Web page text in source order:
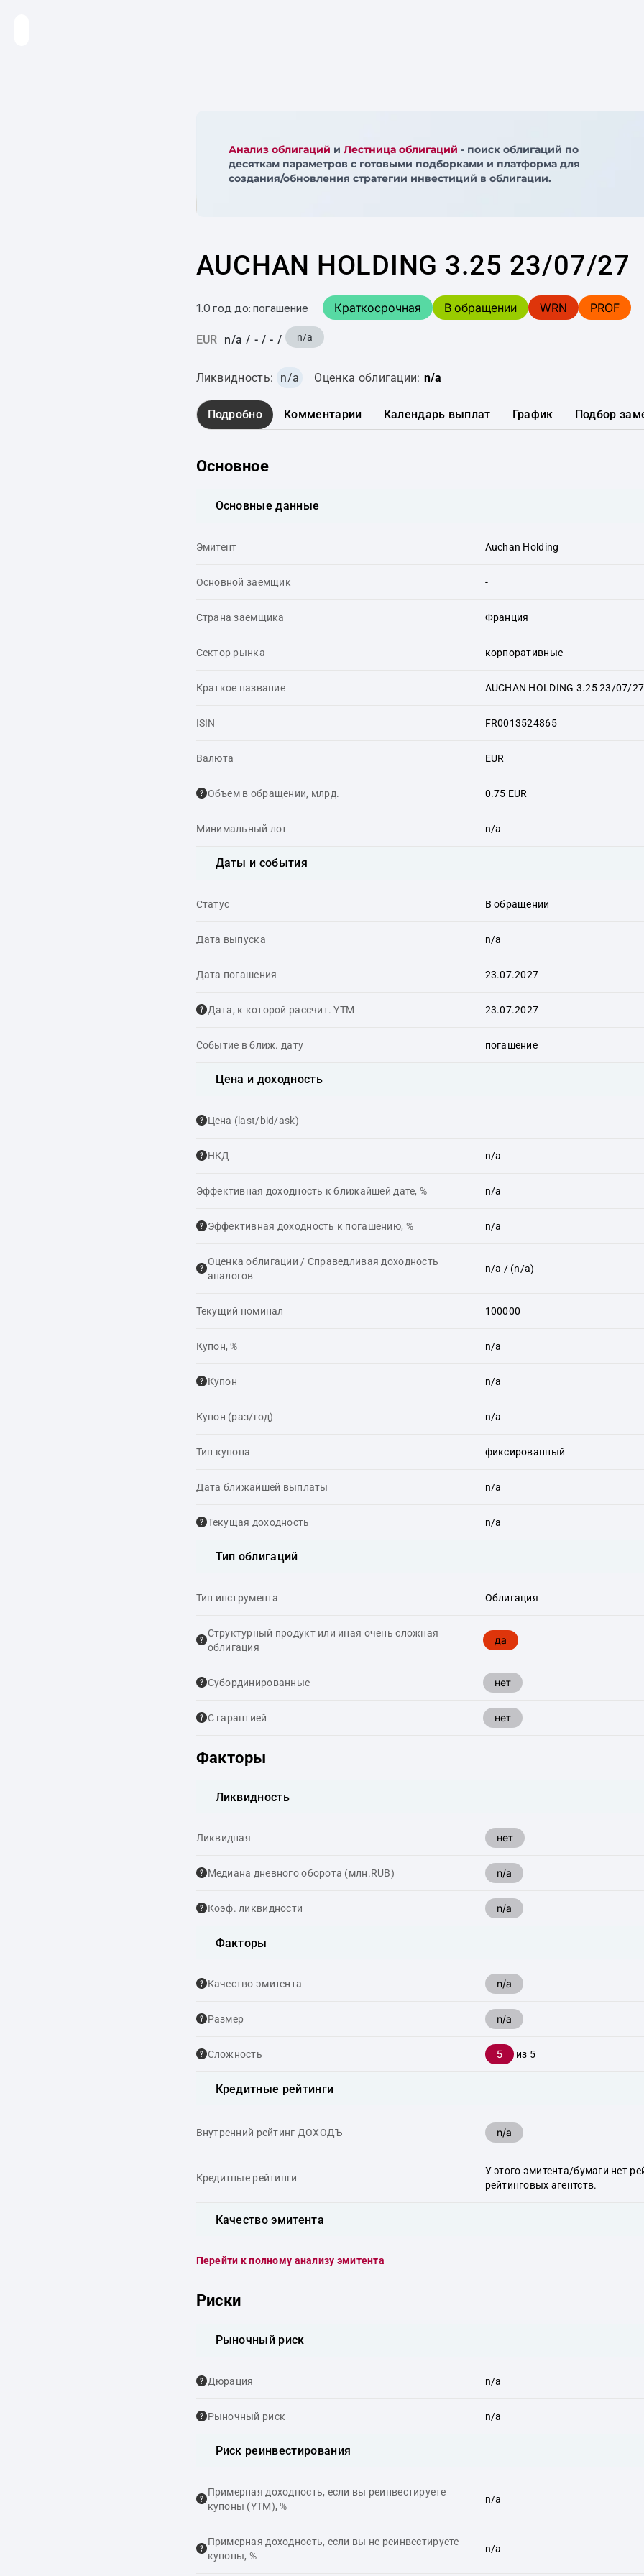
Анализ облигаций и Лестница облигаций - поиск облигаций по
десяткам параметров с готовыми подборками и платформа для
создания/обновления стратегии инвестиций в облигации.
AUCHAN HOLDING 3.25 23/07/27
1.0 год до: погашение Краткосрочная В обращении WRN PROF
EUR n/a / - / - / n/a
Ликвидность: n/a Оценка облигации: n/a
Подробно Комментарии Календарь выплат График Подбор
Основное
Основные данные
Эмитент Auchan Holding
Основной заемщик -
Страна заемщика Франция
Сектор рынка корпоративные
Краткое название AUCHAN HOLDING 3.25 23/07/27
ISIN FR0013524865
Валюта EUR
Объем в обращении, млрд. 0.75 EUR
Минимальный лот n/a
Даты и события
Статус В обращении
Дата выпуска n/a
Дата погашения 23.07.2027
Дата, к которой рассчит. YTM 23.07.2027
Событие в ближ. дату погашение
Цена и доходность
Цена (last/bid/ask)
НКД n/a
Эффективная доходность к ближайшей дате, % n/a
Эффективная доходность к погашению, % n/a
Оценка облигации / Справедливая доходность
аналогов
n/a / (n/a)
Текущий номинал 100000
Купон, % n/a
Купон n/a
Купон (раз/год) n/a
Тип купона фиксированный
Дата ближайшей выплаты n/a
Текущая доходность n/a
Тип облигаций
Тип инструмента Облигация
Структурный продукт или иная очень сложная
облигация
да
Cубординированные нет
С гарантией нет
Факторы
Ликвидность
Ликвидная нет
Медиана дневного оборота (млн.RUB) n/a
Коэф. ликвидности n/a
Факторы
Качество эмитента n/a
Размер n/a
Сложность 5 из 5
Кредитные рейтинги
Внутренний рейтинг ДОХОДЪ n/a
Кредитные рейтинги
У этого эмитента/бумаги нет
рейтинговых агентств.
Качество эмитента
Перейти к полному анализу эмитента
Риски
Рыночный риск
Дюрация n/a
Рыночный риск n/a
Риск реинвестирования
Примерная доходность, если вы реинвестируете
купоны (YTM), %
n/a
Примерная доходность, если вы не реинвестируете
купоны, %
n/a